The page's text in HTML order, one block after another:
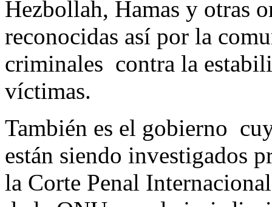
Hezbollah, Hamas y otras
reconocidas así por la
criminales contra la
víctimas.
También es el gobierno
están siendo investigados
la Corte Penal